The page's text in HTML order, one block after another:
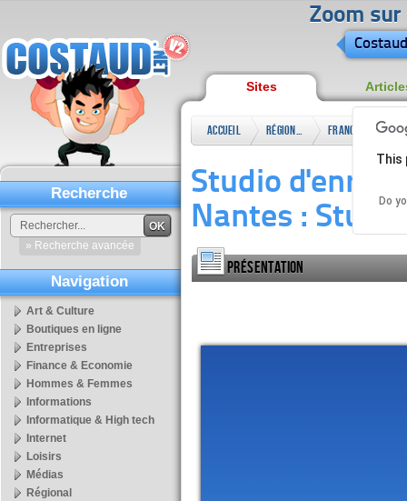
Zoom sur
Sites
Accueil Régional France
la
Studio
Nantes :
Présentation
This
Do
Recherche
OK
» Recherche avancée
Navigation
Art & Culture
Boutiques en ligne
Entreprises
Finance & Economie
Hommes & Femmes
Informations
Informatique & High tech
Internet
Loisirs
Médias
Régional